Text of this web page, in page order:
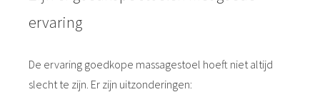
ervaring
De ervaring goedkope massagestoel hoeft niet altijd
slecht te zijn. Er zijn uitzonderingen: